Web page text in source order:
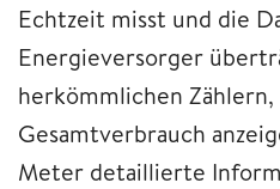
Echtzeit misst und die
Energieversorger
herkömmlichen
Gesamtverbrauch
Meter detaillierte